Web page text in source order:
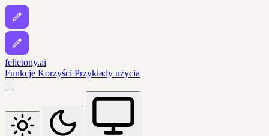
felietony.ai
Funkcje Korzyści Przykłady użycia